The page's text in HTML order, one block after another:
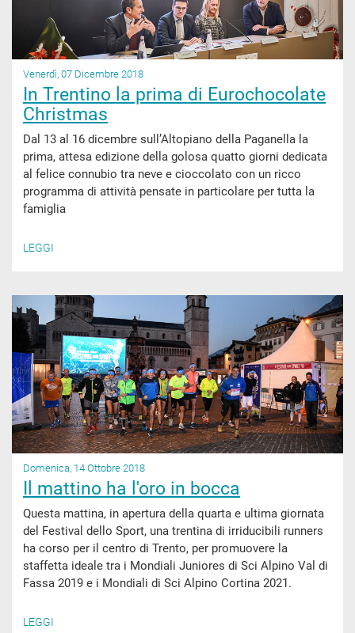
Venerdì, 07 Dicembre 2018
In Trentino la prima di Eurochocolate
Christmas
Dal 13 al 16 dicembre sull’Altopiano della Paganella la
prima, attesa edizione della golosa quatto giorni dedicata
al felice connubio tra neve e cioccolato con un ricco
programma di attività pensate in particolare per tutta la
famiglia
LEGGI
Domenica, 14 Ottobre 2018
Il mattino ha l'oro in bocca
Questa mattina, in apertura della quarta e ultima giornata
del Festival dello Sport, una trentina di irriducibili runners
ha corso per il centro di Trento, per promuovere la
staffetta ideale tra i Mondiali Juniores di Sci Alpino Val di
Fassa 2019 e i Mondiali di Sci Alpino Cortina 2021.
LEGGI